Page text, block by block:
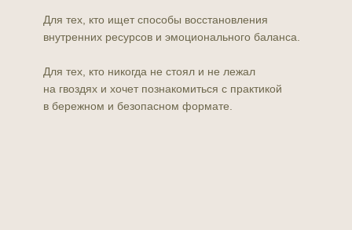
Для тех, кто ищет способы восстановления
внутренних ресурсов и эмоционального баланса.
Для тех, кто никогда не стоял и не лежал
на гвоздях и хочет познакомиться с практикой
в бережном и безопасном формате.